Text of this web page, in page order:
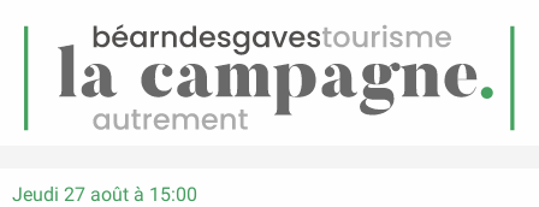
Menu
Visite commentée : Les jardins de Cinquantie
Jeudi 27 août à 15:00